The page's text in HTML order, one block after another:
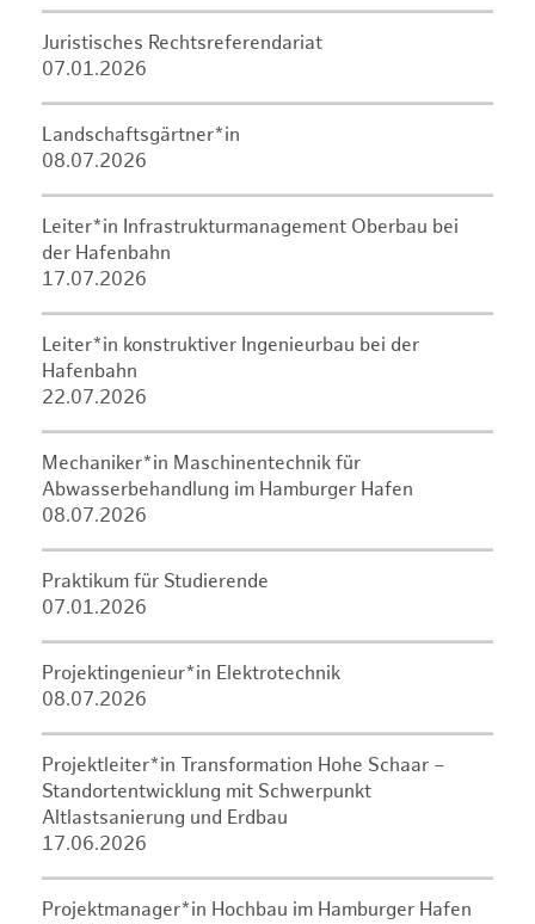
Juristisches Rechtsreferendariat
07.01.2026
Landschaftsgärtner*in
08.07.2026
Leiter*in Infrastrukturmanagement Oberbau bei
der Hafenbahn
17.07.2026
Leiter*in konstruktiver Ingenieurbau bei der
Hafenbahn
22.07.2026
Mechaniker*in Maschinentechnik für
Abwasserbehandlung im Hamburger Hafen
08.07.2026
Praktikum für Studierende
07.01.2026
Projektingenieur*in Elektrotechnik
08.07.2026
Projektleiter*in Transformation Hohe Schaar –
Standortentwicklung mit Schwerpunkt
Altlastsanierung und Erdbau
17.06.2026
Projektmanager*in Hochbau im Hamburger Hafen